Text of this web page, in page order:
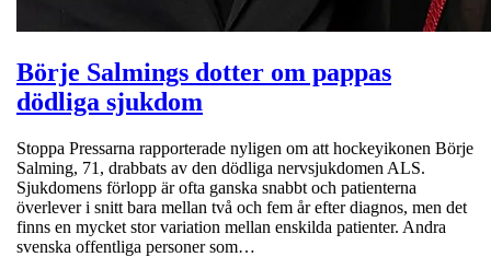
Börje Salmings dotter om pappas
dödliga sjukdom
Stoppa Pressarna rapporterade nyligen om att hockeyikonen Börje
Salming, 71, drabbats av den dödliga nervsjukdomen ALS.
Sjukdomens förlopp är ofta ganska snabbt och patienterna
överlever i snitt bara mellan två och fem år efter diagnos, men det
finns en mycket stor variation mellan enskilda patienter. Andra
svenska offentliga personer som…